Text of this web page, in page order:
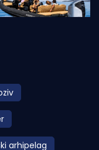
arhipelag